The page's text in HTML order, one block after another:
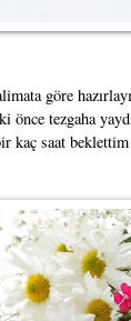
göre
tezgaha
kaç saat